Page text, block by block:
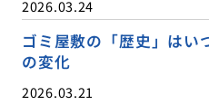
2026.03.24
ゴミ屋敷の「歴史」はい
の変化
2026.03.21